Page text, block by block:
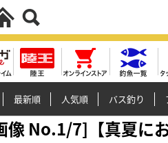
最新順 人気順 バス釣り
像 No.1/7]【真夏に